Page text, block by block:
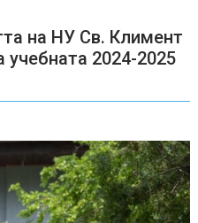
на НУ Св. Климент
учебната 2024-2025